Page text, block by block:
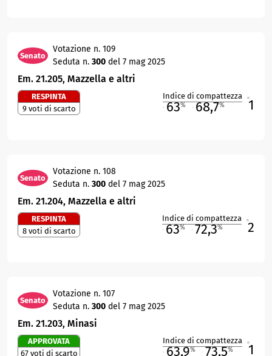
Senato
Votazione n. 109
Seduta n. 300 del 7 mag 2025
Em. 21.205, Mazzella e altri
RESPINTA
9 voti di scarto
Indice di compattezza
63% 68,7% 1
Senato
Votazione n. 108
Seduta n. 300 del 7 mag 2025
Em. 21.204, Mazzella e altri
RESPINTA
8 voti di scarto
Indice di compattezza
63% 72,3% 2
Senato
Votazione n. 107
Seduta n. 300 del 7 mag 2025
Em. 21.203, Minasi
APPROVATA
67 voti di scarto
Indice di compattezza
63,9% 73,5% 1